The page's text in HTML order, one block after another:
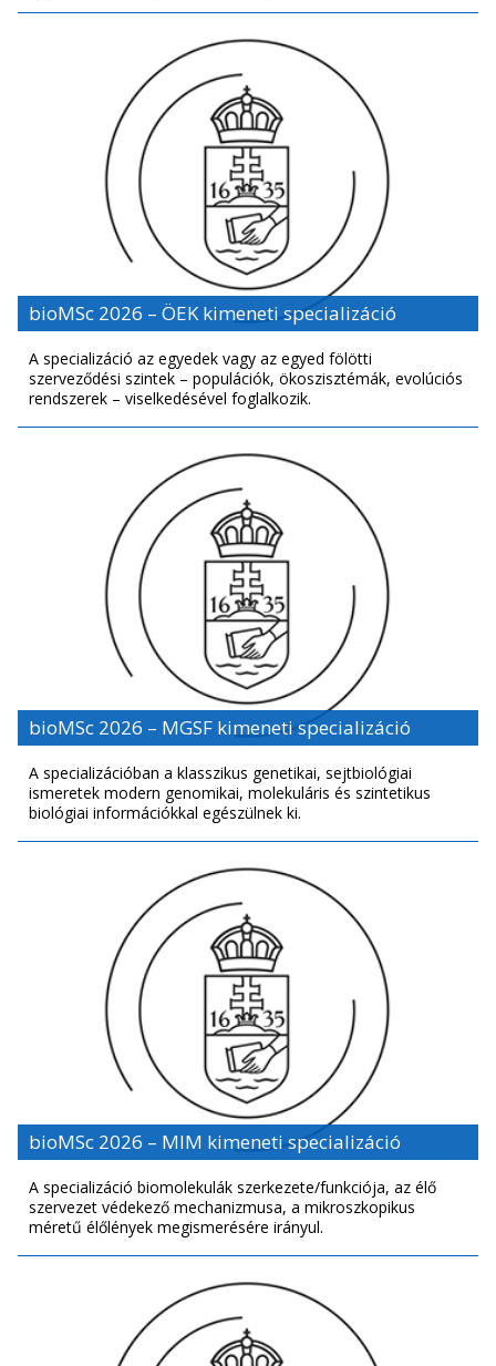
bioMSc 2026 – ÖEK kimeneti specializáció
A specializáció az egyedek vagy az egyed fölötti
szerveződési szintek – populációk, ökoszisztémák, evolúciós
rendszerek – viselkedésével fog­lalkozik.
bioMSc 2026 – MGSF kimeneti specializáció
A specializációban a klasszikus genetikai, sejtbiológiai
ismeretek modern genomikai, mo­lekuláris és szintetikus
biológiai információkkal egészülnek ki.
bioMSc 2026 – MIM kimeneti specializáció
A specializáció biomole­kulák szerkezete/funkciója, az élő
szervezet védekező mechanizmusa, a mik­roszkopikus
méretű élőlények megismerésére irányul.